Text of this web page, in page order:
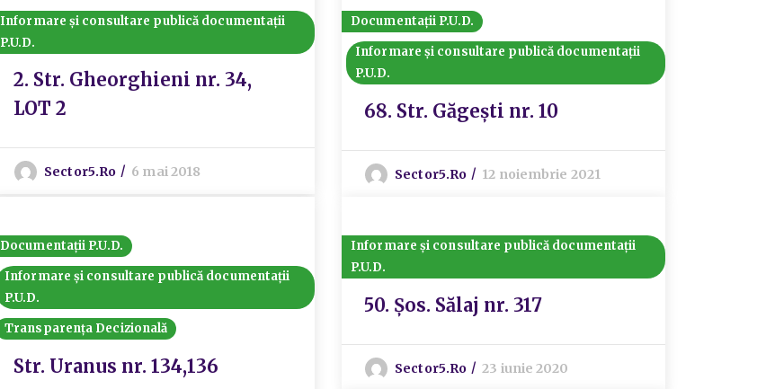
Informare și consultare publică documentații
P.U.D.
2. Str. Gheorghieni nr. 34,
LOT 2
Sector5.ro 6 mai 2018
Documentații P.U.D.
Informare și consultare publică documentații
P.U.D.
68. Str. Găgești nr. 10
Sector5.ro 12 noiembrie 2021
Documentații P.U.D.
Informare și consultare publică documentații
P.U.D.
Transparența Decizională
Str. Uranus nr. 134,136
Informare și consultare publică documentații
P.U.D.
50. Șos. Sălaj nr. 317
Sector5.ro 23 iunie 2020